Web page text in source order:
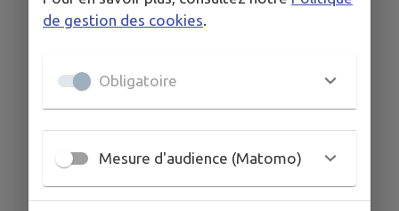
AOÛT
Activ'été | Ateliers créatifs avec
Les Ateliers de Marion
de gestion des cookies
Obligatoire
Mesure d'audience (Matomo)